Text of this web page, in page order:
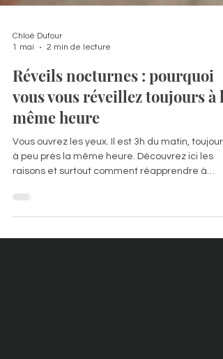
Réveils nocturnes : pourquoi
vous vous réveillez toujours à la
même heure
Vous ouvrez les yeux. Il est 3h du matin, toujours
à peu près la même heure. Découvrez ici les